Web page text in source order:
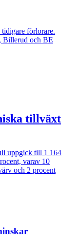
förlorare.
Billerud och BE
tillväxt
uppgick till 1 164
varav 10
och 2 procent